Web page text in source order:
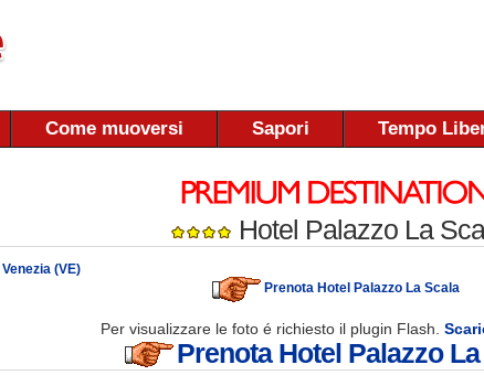
Come muoversi Sapori Tempo
Hotel Palazzo La
Venezia (VE)
Prenota Hotel Palazzo La Scala
Per visualizzare le foto é richiesto il plugin Flash.
Prenota Hotel Palazzo